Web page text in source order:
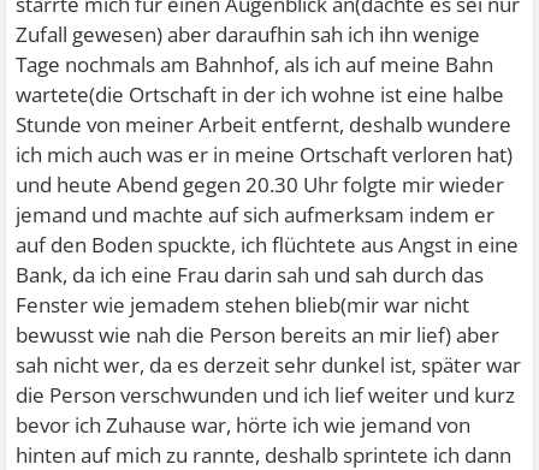
Zufall gewesen) aber daraufhin sah ich ihn wenige
Tage nochmals am Bahnhof, als ich auf meine Bahn
wartete(die Ortschaft in der ich wohne ist eine halbe
Stunde von meiner Arbeit entfernt, deshalb wundere
ich mich auch was er in meine Ortschaft verloren hat)
und heute Abend gegen 20.30 Uhr folgte mir wieder
jemand und machte auf sich aufmerksam indem er
auf den Boden spuckte, ich flüchtete aus Angst in eine
Bank, da ich eine Frau darin sah und sah durch das
Fenster wie jemadem stehen blieb(mir war nicht
bewusst wie nah die Person bereits an mir lief) aber
sah nicht wer, da es derzeit sehr dunkel ist, später war
die Person verschwunden und ich lief weiter und kurz
bevor ich Zuhause war, hörte ich wie jemand von
hinten auf mich zu rannte, deshalb sprintete ich dann